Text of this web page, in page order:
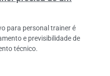
para personal trainer é
e previsibilidade de
técnico.